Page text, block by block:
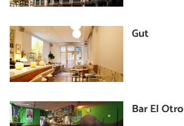
Gut
Bar El Otro